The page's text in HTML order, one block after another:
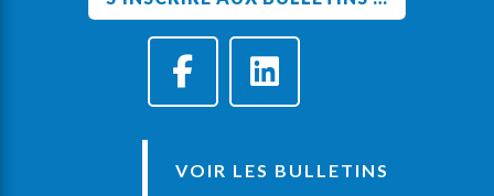
VOIR LES BULLETINS